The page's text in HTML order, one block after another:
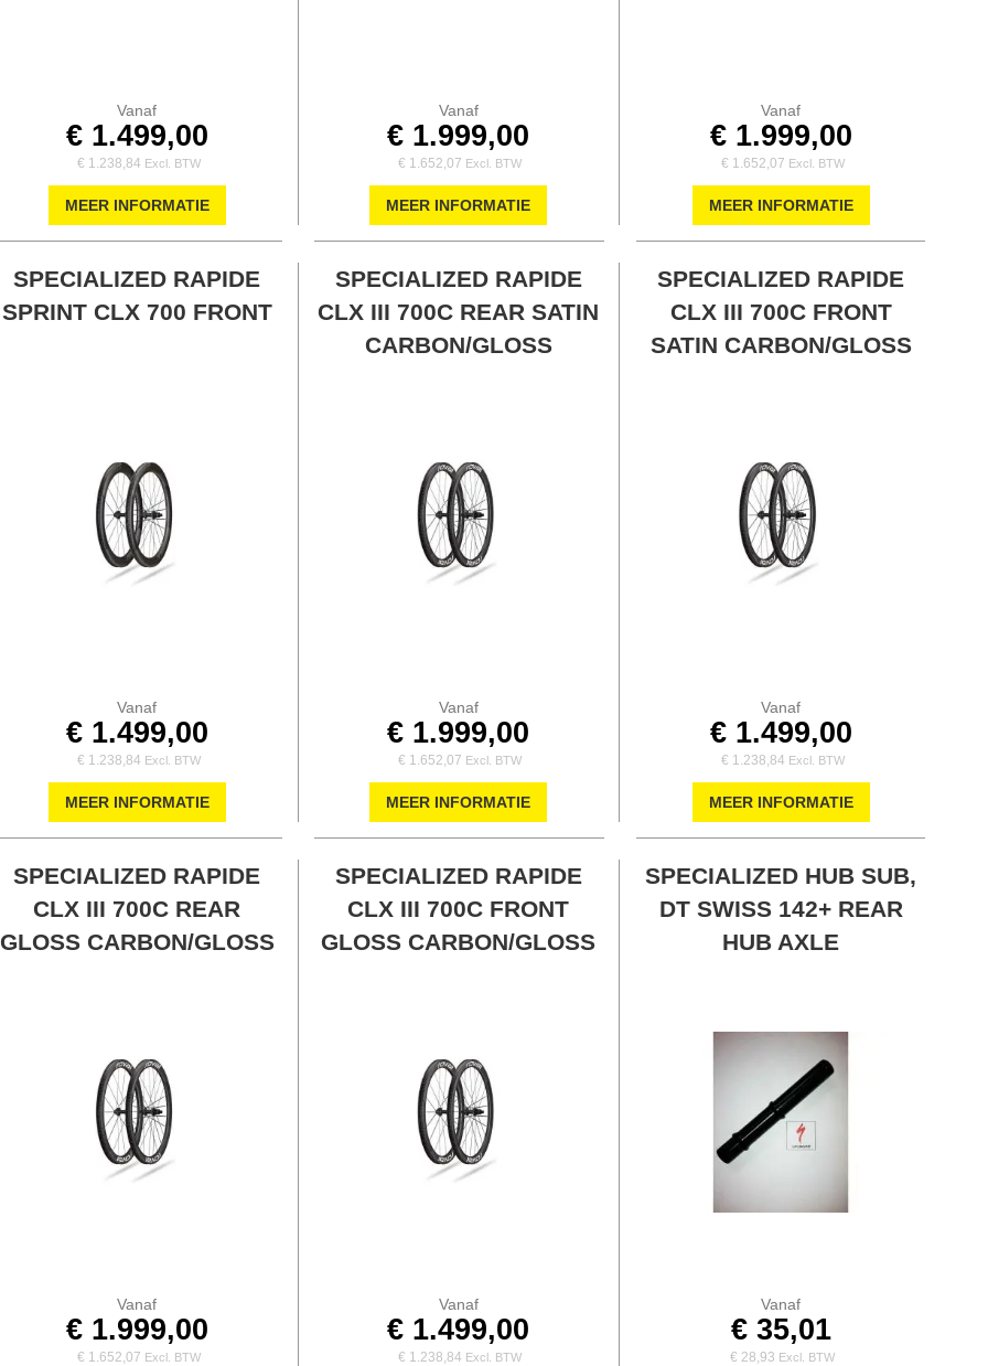
Vanaf
€ 1.499,00
€ 1.238,84
MEER INFORMATIE
Vanaf
€ 1.999,00
€ 1.652,07
MEER INFORMATIE
Vanaf
€ 1.999,00
€ 1.652,07
MEER INFORMATIE
SPECIALIZED RAPIDE
SPRINT CLX 700 FRONT
Vanaf
€ 1.499,00
€ 1.238,84
MEER INFORMATIE
SPECIALIZED RAPIDE
CLX III 700C REAR SATIN
CARBON/GLOSS
Vanaf
€ 1.999,00
€ 1.652,07
MEER INFORMATIE
SPECIALIZED RAPIDE
CLX III 700C FRONT
SATIN CARBON/GLOSS
Vanaf
€ 1.499,00
€ 1.238,84
MEER INFORMATIE
SPECIALIZED RAPIDE
CLX III 700C REAR
GLOSS CARBON/GLOSS
Vanaf
€ 1.999,00
€ 1.652,07
SPECIALIZED RAPIDE
CLX III 700C FRONT
GLOSS CARBON/GLOSS
Vanaf
€ 1.499,00
€ 1.238,84
SPECIALIZED HUB SUB,
DT SWISS 142+ REAR
HUB AXLE
Vanaf
€ 35,01
€ 28,93